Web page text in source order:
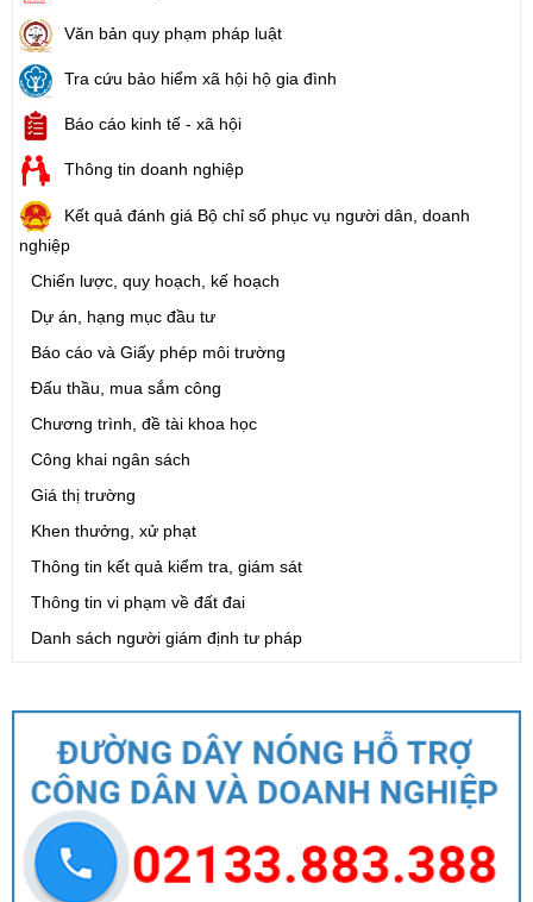
Văn bản quy phạm pháp luật
Tra cứu bảo hiểm xã hội hộ gia đình
Báo cáo kinh tế - xã hội
Thông tin doanh nghiệp
Kết quả đánh giá Bộ chỉ số phục vụ người dân, doanh
nghiệp
Chiến lược, quy hoạch, kế hoạch
Dự án, hạng mục đầu tư
Báo cáo và Giấy phép môi trường
Đấu thầu, mua sắm công
Chương trình, đề tài khoa học
Công khai ngân sách
Giá thị trường
Khen thưởng, xử phạt
Thông tin kết quả kiểm tra, giám sát
Thông tin vi phạm về đất đai
Danh sách người giám định tư pháp